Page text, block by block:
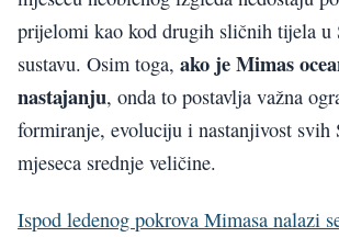
prijelomi kao kod drugih sličnih tijela u
sustavu. Osim toga, ako je Mimas
nastajanju, onda to postavlja važna
formiranje, evoluciju i nastanjivost svih
mjeseca srednje veličine.
Ispod ledenog pokrova Mimasa nalazi